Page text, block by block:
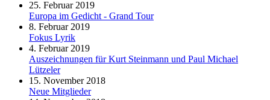
25. Februar 2019
Europa im Gedicht - Grand Tour
8. Februar 2019
Fokus Lyrik
4. Februar 2019
Auszeichnungen für Kurt Steinmann und Paul Michael
Lützeler
15. November 2018
Neue Mitglieder